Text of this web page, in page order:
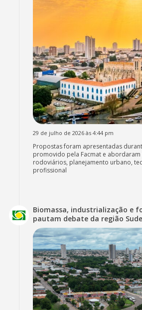
29 de julho de 2026 às 4:44 pm
Propostas foram apresentadas
promovido pela Facmat e
rodoviários, planejamento urbano,
profissional
Biomassa, industrialização e
pautam debate da região